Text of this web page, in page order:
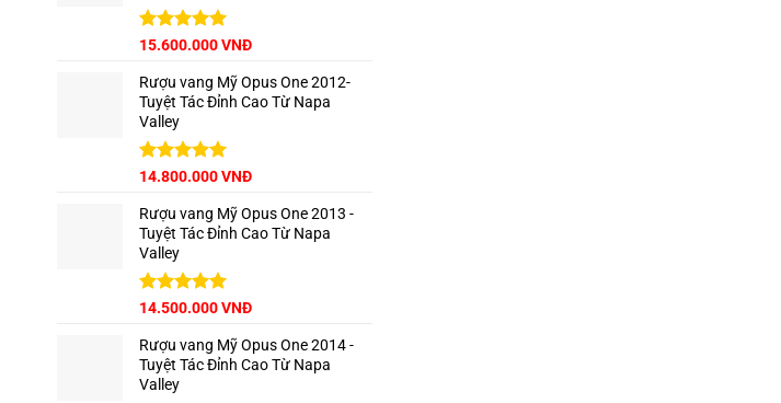
Được xếp
5 sao
15.600.000VNĐ
Rượu vang Mỹ Opus One 2012-
Tuyệt Tác Đỉnh Cao Từ Napa
Valley
Được xếp
5 sao
14.800.000VNĐ
Rượu vang Mỹ Opus One 2013 -
Tuyệt Tác Đỉnh Cao Từ Napa
Valley
Được xếp
5 sao
14.500.000VNĐ
Rượu vang Mỹ Opus One 2014 -
Tuyệt Tác Đỉnh Cao Từ Napa
Valley